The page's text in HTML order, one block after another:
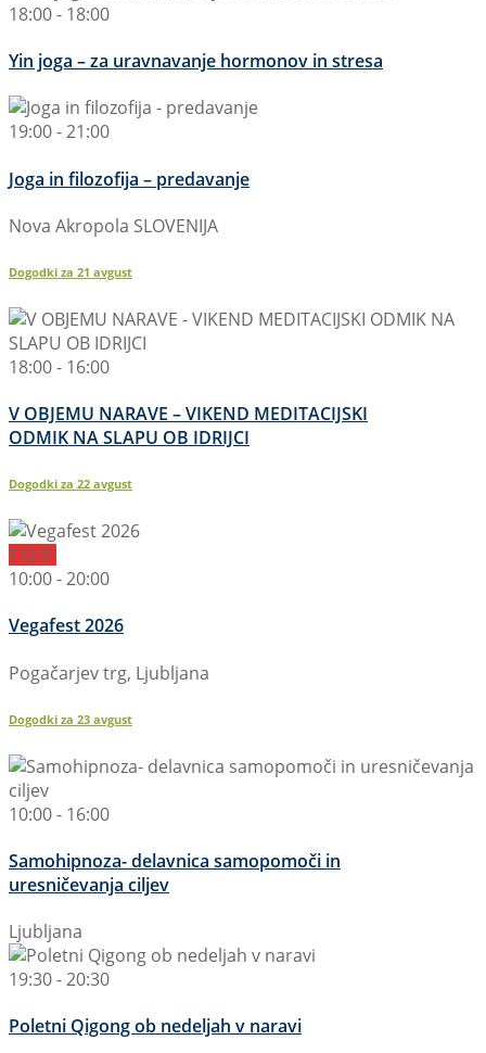
18:00 - 18:00
Yin joga – za uravnavanje hormonov in stresa
19:00 - 21:00
Joga in filozofija – predavanje
Nova Akropola SLOVENIJA
Dogodki za 21 avgust
18:00 - 16:00
V OBJEMU NARAVE – VIKEND MEDITACIJSKI
ODMIK NA SLAPU OB IDRIJCI
Dogodki za 22 avgust
TOP
10:00 - 20:00
Vegafest 2026
Pogačarjev trg, Ljubljana
Dogodki za 23 avgust
10:00 - 16:00
Samohipnoza- delavnica samopomoči in
uresničevanja ciljev
Ljubljana
19:30 - 20:30
Poletni Qigong ob nedeljah v naravi